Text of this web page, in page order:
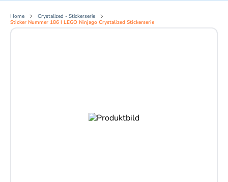
Home
Crystalized - Stickerserie
Sticker Nummer 186 I LEGO Ninjago Crystalized Stickerserie